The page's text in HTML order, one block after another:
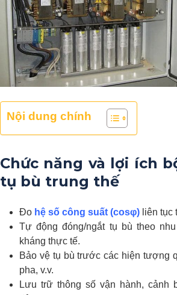
Nội dung chính
Chức năng và lợi ích
tụ bù trung thế
Đo hệ số công suất (cosφ) liên tục
Tự động đóng/ngắt tụ bù theo
kháng thực tế.
Bảo vệ tụ bù trước các hiện tượng
pha, v.v.
Lưu trữ thông số vận hành, cảnh